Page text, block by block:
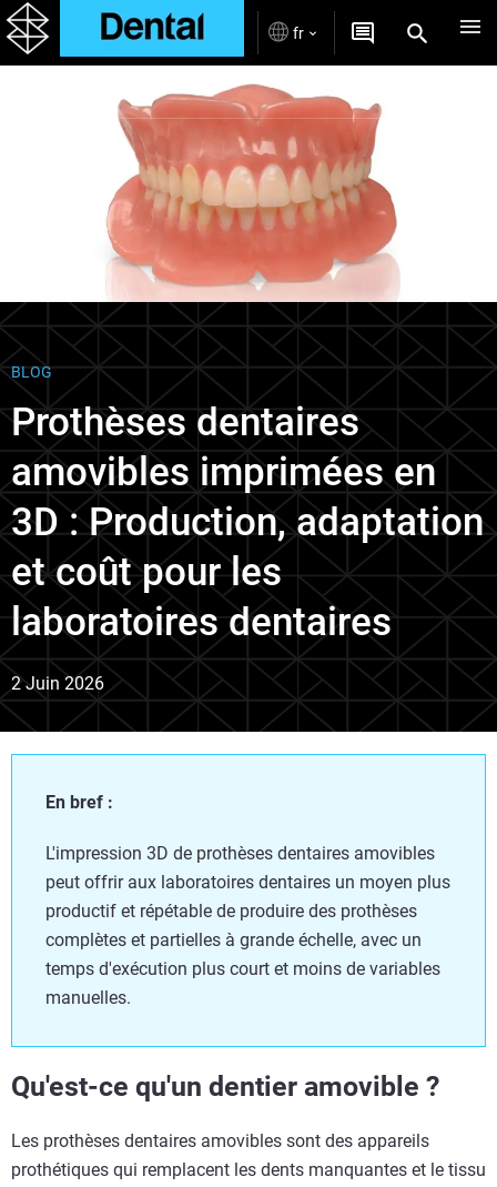
fr
BLOG
Prothèses dentaires
amovibles imprimées en
3D : Production, adaptation
et coût pour les
laboratoires dentaires
2 Juin 2026
En bref :
L'impression 3D de prothèses dentaires amovibles
peut offrir aux laboratoires dentaires un moyen plus
productif et répétable de produire des prothèses
complètes et partielles à grande échelle, avec un
temps d'exécution plus court et moins de variables
manuelles.
Qu'est-ce qu'un dentier amovible ?
Les prothèses dentaires amovibles sont des appareils
prothétiques qui remplacent les dents manquantes et le tissu